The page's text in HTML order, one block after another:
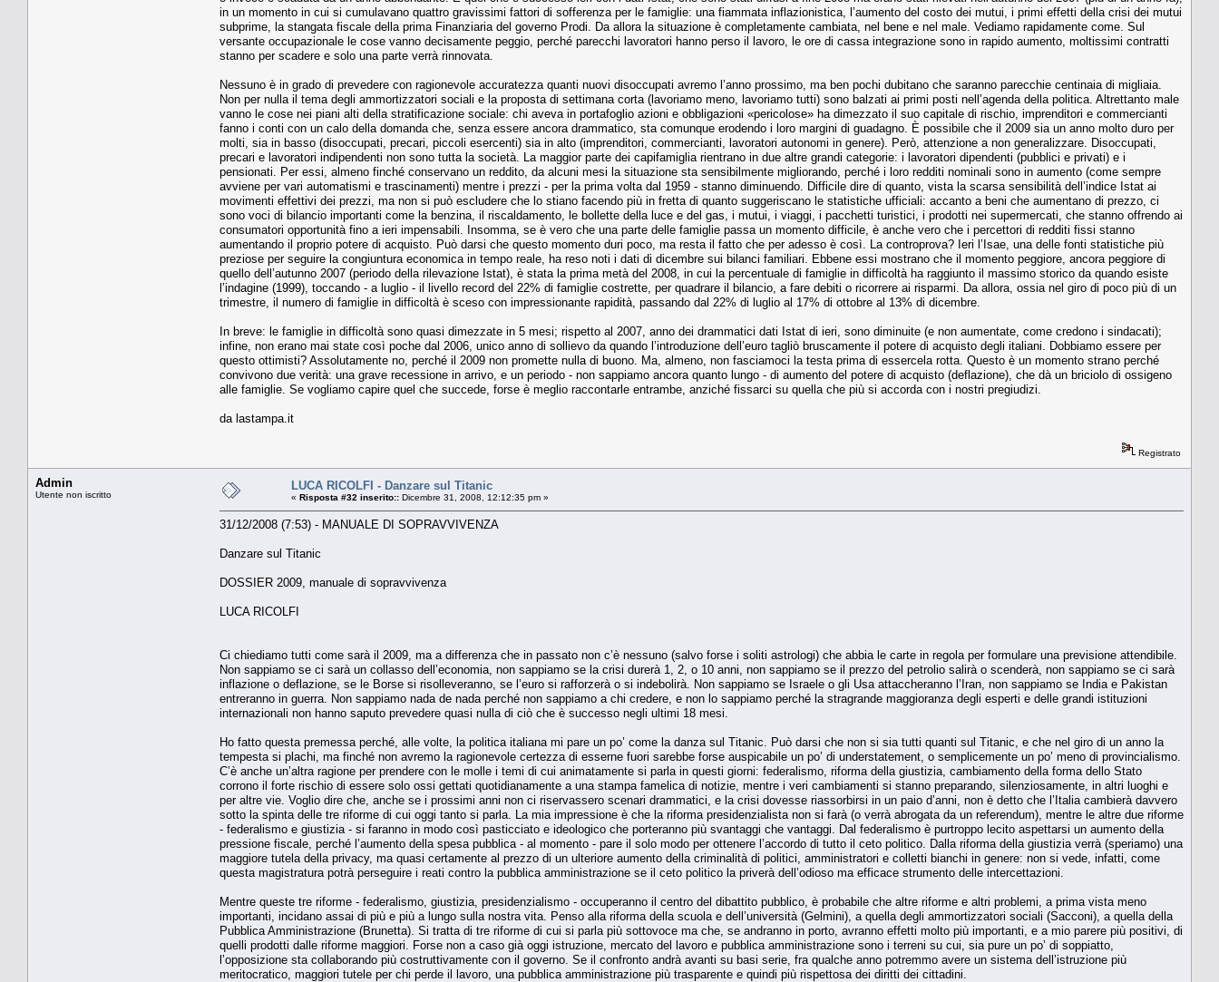
in un momento in cui si cumulavano quattro gravissimi fattori di sofferenza per le famiglie: una fiammata inflazionistica, l’aumento del costo dei mutui, i primi effetti della crisi dei mutui
subprime, la stangata fiscale della prima Finanziaria del governo Prodi. Da allora la situazione è completamente cambiata, nel bene e nel male. Vediamo rapidamente come. Sul
versante occupazionale le cose vanno decisamente peggio, perché parecchi lavoratori hanno perso il lavoro, le ore di cassa integrazione sono in rapido aumento, moltissimi contratti
stanno per scadere e solo una parte verrà rinnovata.
Nessuno è in grado di prevedere con ragionevole accuratezza quanti nuovi disoccupati avremo l’anno prossimo, ma ben pochi dubitano che saranno parecchie centinaia di migliaia.
Non per nulla il tema degli ammortizzatori sociali e la proposta di settimana corta (lavoriamo meno, lavoriamo tutti) sono balzati ai primi posti nell’agenda della politica. Altrettanto male
vanno le cose nei piani alti della stratificazione sociale: chi aveva in portafoglio azioni e obbligazioni «pericolose» ha dimezzato il suo capitale di rischio, imprenditori e commercianti
fanno i conti con un calo della domanda che, senza essere ancora drammatico, sta comunque erodendo i loro margini di guadagno. È possibile che il 2009 sia un anno molto duro per
molti, sia in basso (disoccupati, precari, piccoli esercenti) sia in alto (imprenditori, commercianti, lavoratori autonomi in genere). Però, attenzione a non generalizzare. Disoccupati,
precari e lavoratori indipendenti non sono tutta la società. La maggior parte dei capifamiglia rientrano in due altre grandi categorie: i lavoratori dipendenti (pubblici e privati) e i
pensionati. Per essi, almeno finché conservano un reddito, da alcuni mesi la situazione sta sensibilmente migliorando, perché i loro redditi nominali sono in aumento (come sempre
avviene per vari automatismi e trascinamenti) mentre i prezzi - per la prima volta dal 1959 - stanno diminuendo. Difficile dire di quanto, vista la scarsa sensibilità dell’indice Istat ai
movimenti effettivi dei prezzi, ma non si può escludere che lo stiano facendo più in fretta di quanto suggeriscano le statistiche ufficiali: accanto a beni che aumentano di prezzo, ci
sono voci di bilancio importanti come la benzina, il riscaldamento, le bollette della luce e del gas, i mutui, i viaggi, i pacchetti turistici, i prodotti nei supermercati, che stanno offrendo ai
consumatori opportunità fino a ieri impensabili. Insomma, se è vero che una parte delle famiglie passa un momento difficile, è anche vero che i percettori di redditi fissi stanno
aumentando il proprio potere di acquisto. Può darsi che questo momento duri poco, ma resta il fatto che per adesso è così. La controprova? Ieri l’Isae, una delle fonti statistiche più
preziose per seguire la congiuntura economica in tempo reale, ha reso noti i dati di dicembre sui bilanci familiari. Ebbene essi mostrano che il momento peggiore, ancora peggiore di
quello dell’autunno 2007 (periodo della rilevazione Istat), è stata la prima metà del 2008, in cui la percentuale di famiglie in difficoltà ha raggiunto il massimo storico da quando esiste
l’indagine (1999), toccando - a luglio - il livello record del 22% di famiglie costrette, per quadrare il bilancio, a fare debiti o ricorrere ai risparmi. Da allora, ossia nel giro di poco più di un
trimestre, il numero di famiglie in difficoltà è sceso con impressionante rapidità, passando dal 22% di luglio al 17% di ottobre al 13% di dicembre.
In breve: le famiglie in difficoltà sono quasi dimezzate in 5 mesi; rispetto al 2007, anno dei drammatici dati Istat di ieri, sono diminuite (e non aumentate, come credono i sindacati);
infine, non erano mai state così poche dal 2006, unico anno di sollievo da quando l’introduzione dell’euro tagliò bruscamente il potere di acquisto degli italiani. Dobbiamo essere per
questo ottimisti? Assolutamente no, perché il 2009 non promette nulla di buono. Ma, almeno, non fasciamoci la testa prima di essercela rotta. Questo è un momento strano perché
convivono due verità: una grave recessione in arrivo, e un periodo - non sappiamo ancora quanto lungo - di aumento del potere di acquisto (deflazione), che dà un briciolo di ossigeno
alle famiglie. Se vogliamo capire quel che succede, forse è meglio raccontarle entrambe, anziché fissarci su quella che più si accorda con i nostri pregiudizi.
da lastampa.it
Registrato
Admin
Utente non iscritto
LUCA RICOLFI - Danzare sul Titanic
« Risposta #32 inserito:: Dicembre 31, 2008, 12:12:35 pm »
31/12/2008 (7:53) - MANUALE DI SOPRAVVIVENZA
Danzare sul Titanic
DOSSIER 2009, manuale di sopravvivenza
LUCA RICOLFI
Ci chiediamo tutti come sarà il 2009, ma a differenza che in passato non c’è nessuno (salvo forse i soliti astrologi) che abbia le carte in regola per formulare una previsione attendibile.
Non sappiamo se ci sarà un collasso dell’economia, non sappiamo se la crisi durerà 1, 2, o 10 anni, non sappiamo se il prezzo del petrolio salirà o scenderà, non sappiamo se ci sarà
inflazione o deflazione, se le Borse si risolleveranno, se l’euro si rafforzerà o si indebolirà. Non sappiamo se Israele o gli Usa attaccheranno l’Iran, non sappiamo se India e Pakistan
entreranno in guerra. Non sappiamo nada de nada perché non sappiamo a chi credere, e non lo sappiamo perché la stragrande maggioranza degli esperti e delle grandi istituzioni
internazionali non hanno saputo prevedere quasi nulla di ciò che è successo negli ultimi 18 mesi.
Ho fatto questa premessa perché, alle volte, la politica italiana mi pare un po’ come la danza sul Titanic. Può darsi che non si sia tutti quanti sul Titanic, e che nel giro di un anno la
tempesta si plachi, ma finché non avremo la ragionevole certezza di esserne fuori sarebbe forse auspicabile un po’ di understatement, o semplicemente un po’ meno di provincialismo.
C’è anche un’altra ragione per prendere con le molle i temi di cui animatamente si parla in questi giorni: federalismo, riforma della giustizia, cambiamento della forma dello Stato
corrono il forte rischio di essere solo ossi gettati quotidianamente a una stampa famelica di notizie, mentre i veri cambiamenti si stanno preparando, silenziosamente, in altri luoghi e
per altre vie. Voglio dire che, anche se i prossimi anni non ci riservassero scenari drammatici, e la crisi dovesse riassorbirsi in un paio d’anni, non è detto che l’Italia cambierà davvero
sotto la spinta delle tre riforme di cui oggi tanto si parla. La mia impressione è che la riforma presidenzialista non si farà (o verrà abrogata da un referendum), mentre le altre due riforme
- federalismo e giustizia - si faranno in modo così pasticciato e ideologico che porteranno più svantaggi che vantaggi. Dal federalismo è purtroppo lecito aspettarsi un aumento della
pressione fiscale, perché l’aumento della spesa pubblica - al momento - pare il solo modo per ottenere l’accordo di tutto il ceto politico. Dalla riforma della giustizia verrà (speriamo) una
maggiore tutela della privacy, ma quasi certamente al prezzo di un ulteriore aumento della criminalità di politici, amministratori e colletti bianchi in genere: non si vede, infatti, come
questa magistratura potrà perseguire i reati contro la pubblica amministrazione se il ceto politico la priverà dell’odioso ma efficace strumento delle intercettazioni.
Mentre queste tre riforme - federalismo, giustizia, presidenzialismo - occuperanno il centro del dibattito pubblico, è probabile che altre riforme e altri problemi, a prima vista meno
importanti, incidano assai di più e più a lungo sulla nostra vita. Penso alla riforma della scuola e dell’università (Gelmini), a quella degli ammortizzatori sociali (Sacconi), a quella della
Pubblica Amministrazione (Brunetta). Si tratta di tre riforme di cui si parla più sottovoce ma che, se andranno in porto, avranno effetti molto più importanti, e a mio parere più positivi, di
quelli prodotti dalle riforme maggiori. Forse non a caso già oggi istruzione, mercato del lavoro e pubblica amministrazione sono i terreni su cui, sia pure un po’ di soppiatto,
l’opposizione sta collaborando più costruttivamente con il governo. Se il confronto andrà avanti su basi serie, fra qualche anno potremmo avere un sistema dell’istruzione più
meritocratico, maggiori tutele per chi perde il lavoro, una pubblica amministrazione più trasparente e quindi più rispettosa dei diritti dei cittadini.